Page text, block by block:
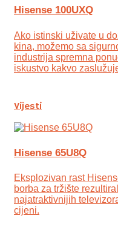
Hisense 100UXQ
Ako istinski uživate u
kina, možemo sa
industrija spremna
iskustvo kakvo
Vijesti
Hisense 65U8Q
Eksplozivan rast
borba za tržište
najatraktivnijih
cijeni.